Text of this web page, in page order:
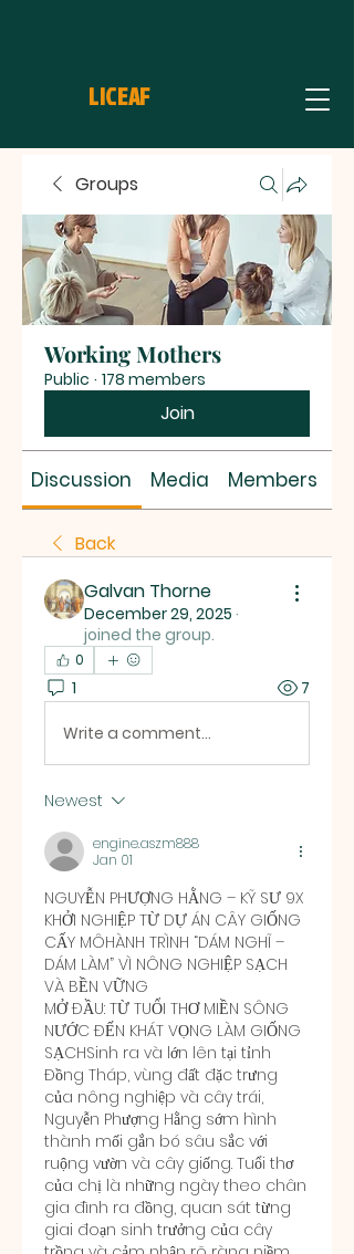
LICEAF
Groups
Working Mothers
Public · 178 members
Join
Discussion Media Members
Back
Galvan Thorne
December 29, 2025 ·
joined the group.
0
1 7
Write a comment...
Newest
engine.aszm888
Jan 01
NGUYỄN PHƯỢNG HẰNG – KỸ SƯ 9X
KHỞI NGHIỆP TỪ DỰ ÁN CÂY GIỐNG
CẤY MÔHÀNH TRÌNH “DÁM NGHĨ –
DÁM LÀM” VÌ NÔNG NGHIỆP SẠCH
VÀ BỀN VỮNG
MỞ ĐẦU: TỪ TUỔI THƠ MIỀN SÔNG
NƯỚC ĐẾN KHÁT VỌNG LÀM GIỐNG
SẠCHSinh ra và lớn lên tại tỉnh
Đồng Tháp, vùng đất đặc trưng
của nông nghiệp và cây trái,
Nguyễn Phượng Hằng sớm hình
thành mối gắn bó sâu sắc với
ruộng vườn và cây giống. Tuổi thơ
của chị là những ngày theo chân
gia đình ra đồng, quan sát từng
giai đoạn sinh trưởng của cây